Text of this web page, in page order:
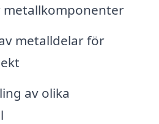
metallkomponenter
metalldelar för
av olika